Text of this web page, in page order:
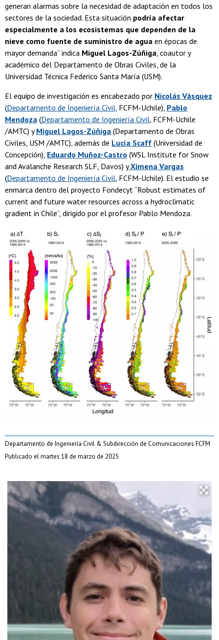
generan alarmas sobre la necesidad de adaptación en todos los
sectores de la sociedad. Esta situación podría afectar
especialmente a los ecosistemas que dependen de la
nieve como fuente de suministro de agua en épocas de
mayor demanda” indica Miguel Lagos-Zúñiga , coautor y
académico del Departamento de Obras Civiles, de la
Universidad Técnica Federico Santa María (USM).
El equipo de investigación es encabezado por Nicolás Vásquez
(Departamento de Ingeniería Civil, FCFM-Uchile), Pablo
Mendoza (Departamento de Ingeniería Civil , FCFM-Uchile
/AMTC) yMiguel Lagos-Zúñiga (Departamento de Obras
Civiles, USM /AMTC), además de Lucía Scaff (Universidad de
Concepción), Eduardo Muñoz-Castro (WSL Institute for Snow
and Avalanche Research SLF, Davos) y Ximena Vargas
(Departamento de Ingeniería Civil , FCFM-Uchile). El estudio se
enmarca dentro del proyecto Fondecyt “Robust estimates of
current and future water resources across a hydroclimatic
gradient in Chile”, dirigido por el profesor Pablo Mendoza.
Departamento de Ingeniería Civil & Subdirección de Comunicaciones FCFM
Publicado el martes 18 de marzo de 2025